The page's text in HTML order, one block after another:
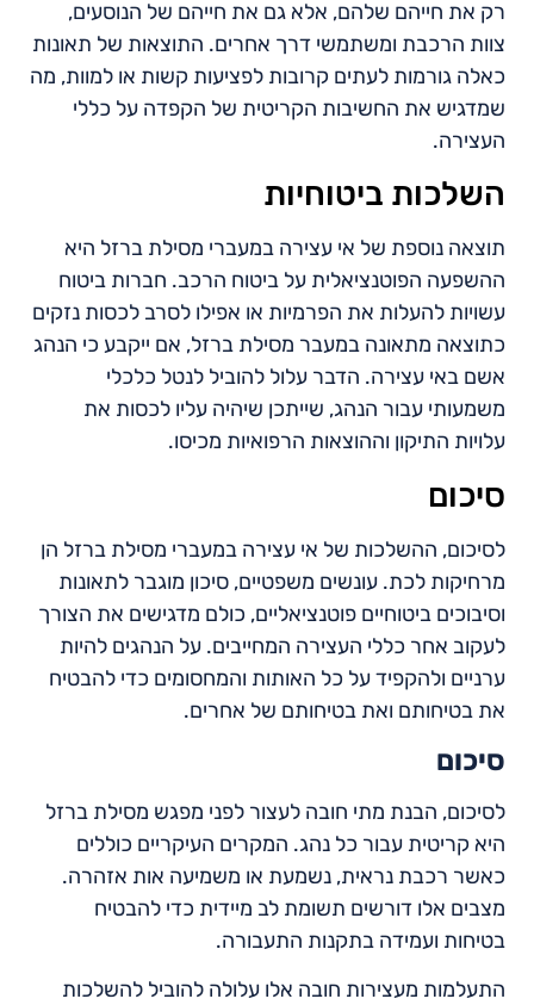
רק את חייהם שלהם, אלא גם את חייהם של הנוסעים,
צוות הרכבת ומשתמשי דרך אחרים. התוצאות של תאונות
כאלה גורמות לעתים קרובות לפציעות קשות או למוות, מה
שמדגיש את החשיבות הקריטית של הקפדה על כללי
העצירה.
השלכות ביטוחיות
תוצאה נוספת של אי עצירה במעברי מסילת ברזל היא
ההשפעה הפוטנציאלית על ביטוח הרכב. חברות ביטוח
עשויות להעלות את הפרמיות או אפילו לסרב לכסות נזקים
כתוצאה מתאונה במעבר מסילת ברזל, אם ייקבע כי הנהג
אשם באי עצירה. הדבר עלול להוביל לנטל כלכלי
משמעותי עבור הנהג, שייתכן שיהיה עליו לכסות את
עלויות התיקון וההוצאות הרפואיות מכיסו.
סיכום
לסיכום, ההשלכות של אי עצירה במעברי מסילת ברזל הן
מרחיקות לכת. עונשים משפטיים, סיכון מוגבר לתאונות
וסיבוכים ביטוחיים פוטנציאליים, כולם מדגישים את הצורך
לעקוב אחר כללי העצירה המחייבים. על הנהגים להיות
ערניים ולהקפיד על כל האותות והמחסומים כדי להבטיח
את בטיחותם ואת בטיחותם של אחרים.
סיכום
לסיכום, הבנת מתי חובה לעצור לפני מפגש מסילת ברזל
היא קריטית עבור כל נהג. המקרים העיקריים כוללים
כאשר רכבת נראית, נשמעת או משמיעה אות אזהרה.
מצבים אלו דורשים תשומת לב מיידית כדי להבטיח
בטיחות ועמידה בתקנות התעבורה.
התעלמות מעצירות חובה אלו עלולה להוביל להשלכות